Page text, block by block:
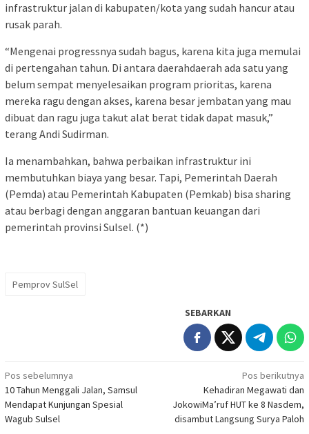
infrastruktur jalan di kabupaten/kota yang sudah hancur atau
rusak parah.
“Mengenai progressnya sudah bagus, karena kita juga memulai
di pertengahan tahun. Di antara daerahdaerah ada satu yang
belum sempat menyelesaikan program prioritas, karena
mereka ragu dengan akses, karena besar jembatan yang mau
dibuat dan ragu juga takut alat berat tidak dapat masuk,”
terang Andi Sudirman.
Ia menambahkan, bahwa perbaikan infrastruktur ini
membutuhkan biaya yang besar. Tapi, Pemerintah Daerah
(Pemda) atau Pemerintah Kabupaten (Pemkab) bisa sharing
atau berbagi dengan anggaran bantuan keuangan dari
pemerintah provinsi Sulsel. (*)
Pemprov SulSel
SEBARKAN
Navigasi
pos
Pos sebelumnya
10 Tahun Menggali Jalan, Samsul
Mendapat Kunjungan Spesial
Wagub Sulsel
Pos berikutnya
Kehadiran Megawati dan
JokowiMa’ruf HUT ke 8 Nasdem,
disambut Langsung Surya Paloh